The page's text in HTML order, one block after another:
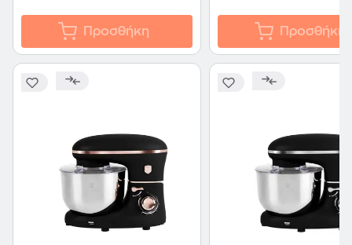
Προσθήκη Προσθήκη